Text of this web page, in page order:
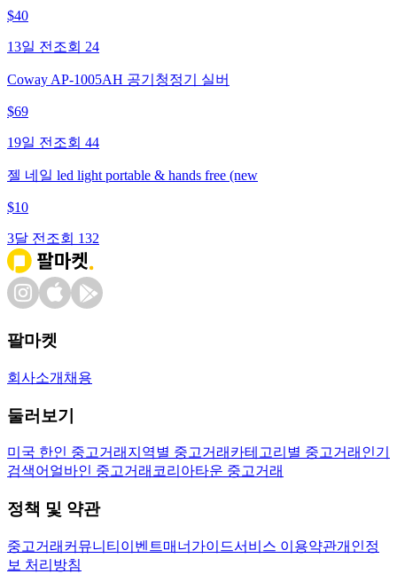
$40
13일 전 조회 24
Coway AP-1005AH 공기청정기 실버
$69
19일 전 조회 44
젤 네일 led light portable & hands free (new
$10
3달 전 조회 132
팔마켓
회사소개 채용
둘러보기
미국 한인 중고거래 지역별 중고거래 카테고리별 중고거래 인기
검색어 얼바인 중고거래 코리아타운 중고거래
정책 및 약관
중고거래 커뮤니티 이벤트매너가이드서비스 이용약관개인정
보 처리방침